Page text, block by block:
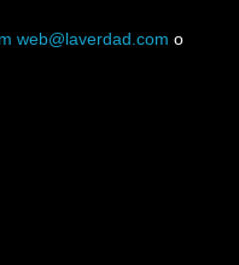
web@laverdad.com o